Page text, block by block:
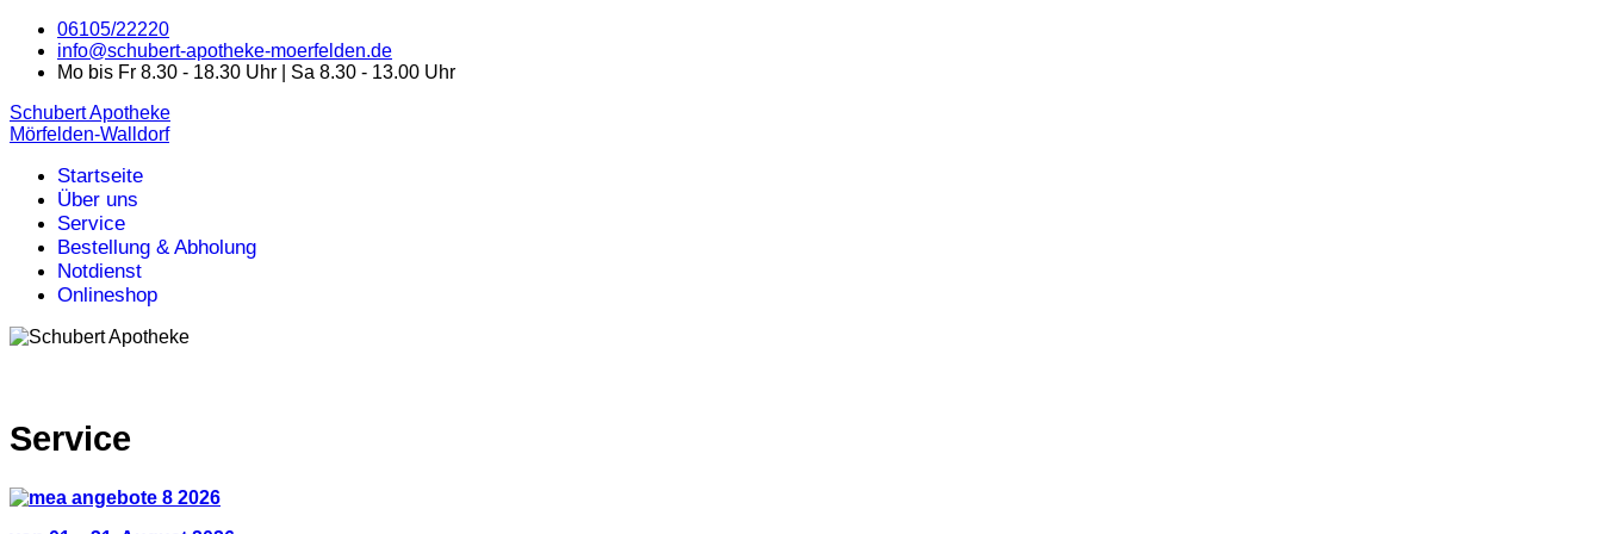
06105/22220
info@schubert-apotheke-moerfelden.de
Mo bis Fr 8.30 - 18.30 Uhr | Sa 8.30 - 13.00 Uhr
Schubert Apotheke
Mörfelden-Walldorf
Startseite
Über uns
Service
Bestellung & Abholung
Notdienst
Onlineshop
Service